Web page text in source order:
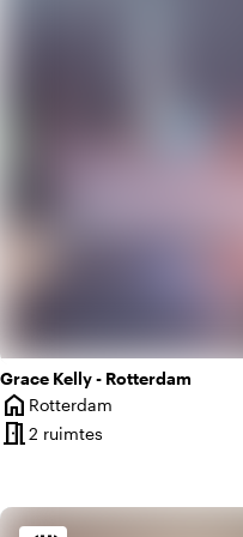
Grace Kelly - Rotterdam
home
Plaats
Rotterdam
meeting_room2 ruimtes